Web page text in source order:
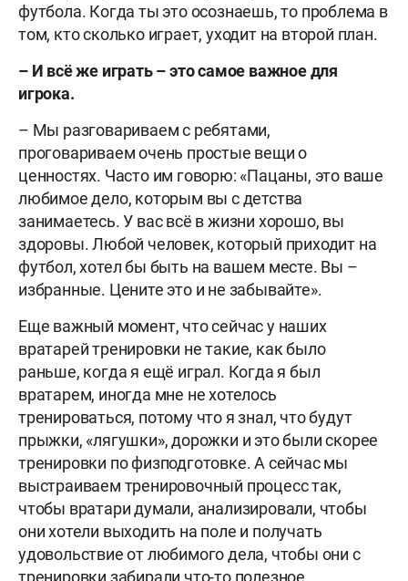
футбола. Когда ты это осознаешь, то проблема в
том, кто сколько играет, уходит на второй план.
– И всё же играть – это самое важное для
игрока.
– Мы разговариваем с ребятами,
проговариваем очень простые вещи о
ценностях. Часто им говорю: «Пацаны, это ваше
любимое дело, которым вы с детства
занимаетесь. У вас всё в жизни хорошо, вы
здоровы. Любой человек, который приходит на
футбол, хотел бы быть на вашем месте. Вы –
избранные. Цените это и не забывайте».
Еще важный момент, что сейчас у наших
вратарей тренировки не такие, как было
раньше, когда я ещё играл. Когда я был
вратарем, иногда мне не хотелось
тренироваться, потому что я знал, что будут
прыжки, «лягушки», дорожки и это были скорее
тренировки по физподготовке. А сейчас мы
выстраиваем тренировочный процесс так,
чтобы вратари думали, анализировали, чтобы
они хотели выходить на поле и получать
удовольствие от любимого дела, чтобы они с
тренировки забирали что-то полезное.